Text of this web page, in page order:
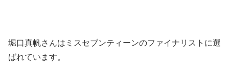
堀口真帆さんはミスセブンティーンのファイナリストに選
ばれています。